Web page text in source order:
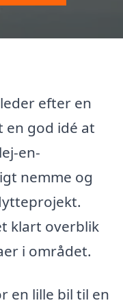
efter en
en god idé at
en-
nemme og
klart overblik
i området.
en lille bil til en